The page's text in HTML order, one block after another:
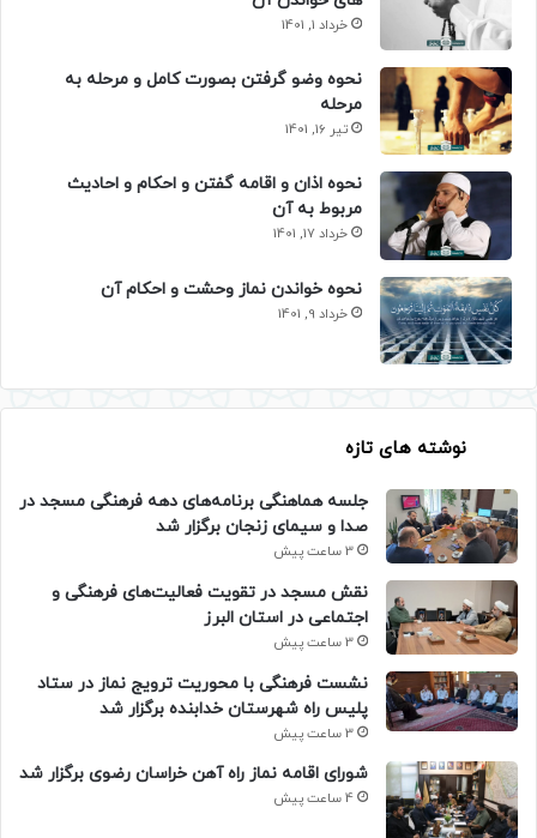
خرداد 1, 1401
نحوه وضو گرفتن بصورت کامل و مرحله به
مرحله
تیر 16, 1401
نحوه اذان و اقامه گفتن و احکام و احادیث
مربوط به آن
خرداد 17, 1401
نحوه خواندن نماز وحشت و احکام آن
خرداد 9, 1401
نوشته های تازه
جلسه هماهنگی برنامه‌های دهه فرهنگی مسجد در
صدا و سیمای زنجان برگزار شد
3 ساعت پیش
نقش مسجد در تقویت فعالیت‌های فرهنگی و
اجتماعی در استان البرز
3 ساعت پیش
نشست فرهنگی با محوریت ترویج نماز در ستاد
پلیس راه شهرستان خدابنده برگزار شد
3 ساعت پیش
شورای اقامه نماز راه آهن خراسان رضوی برگزار شد
4 ساعت پیش